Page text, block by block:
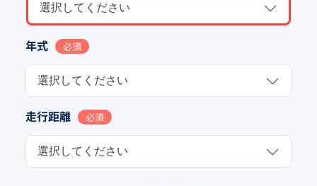
選択してください
年式 必須
選択してください
走行距離 必須
選択してください